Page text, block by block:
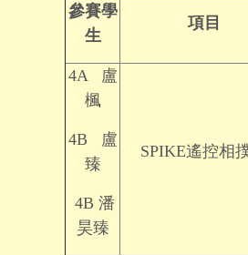
參賽學
生
項目
4A 盧
楓
4B 盧
臻
4B 潘
昊臻
SPIKE遙控相